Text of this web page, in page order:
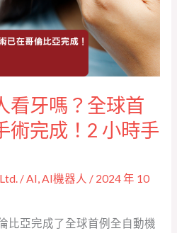
看牙嗎？全球首
術完成！2 小時手
/AI,AI機器人 / 2024 年 10
比亞完成了全球首例全自動機